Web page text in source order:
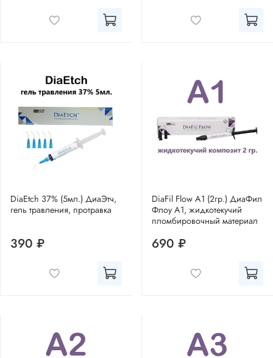
DiaEtch 37% (5мл.) ДиаЭтч,
гель травления, протравка
390 ₽
DiaFil Flow A1 (2гр.) ДиаФил
Флоу А1, жидкотекучий
пломбировочный материал
690 ₽